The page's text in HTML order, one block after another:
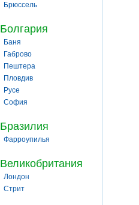
Брюссель
Болгария
Баня
Габрово
Пештера
Пловдив
Русе
София
Бразилия
Фарроупилья
Великобритания
Лондон
Стрит